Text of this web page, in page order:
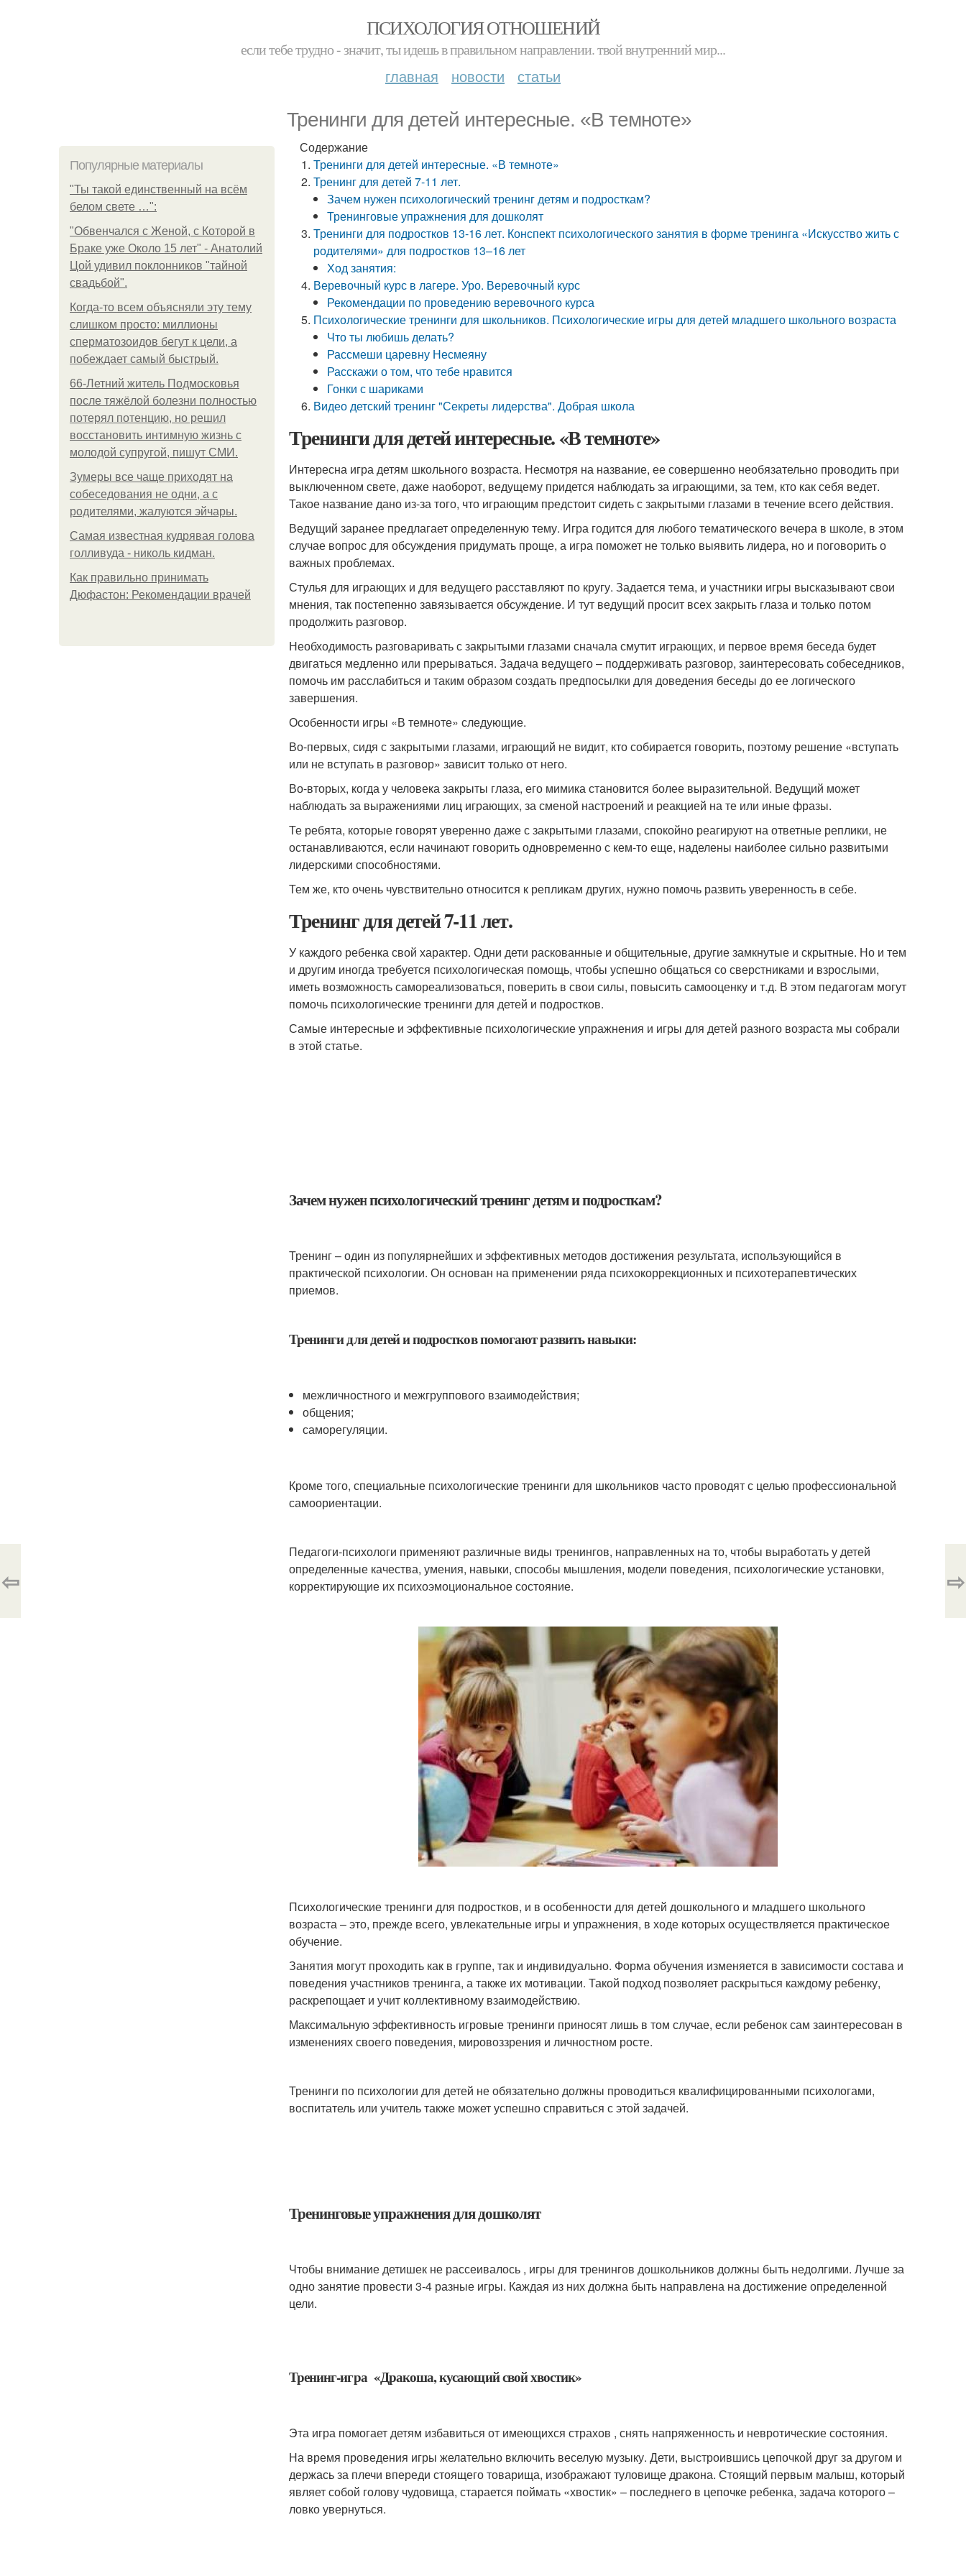
ПСИХОЛОГИЯ ОТНОШЕНИЙ
если тебе трудно - значит, ты идешь в правильном направлении. твой внутренний мир...
главная новости статьи
Тренинги для детей интересные. «В темноте»
Популярные материалы
"Ты такой единственный на всём
белом свете …":
"Обвенчался с Женой, с Которой в
Браке уже Около 15 лет" - Анатолий
Цой удивил поклонников "тайной
свадьбой".
Когда-то всем объясняли эту тему
слишком просто: миллионы
сперматозоидов бегут к цели, а
побеждает самый быстрый.
66-Летний житель Подмосковья
после тяжёлой болезни полностью
потерял потенцию, но решил
восстановить интимную жизнь с
молодой супругой, пишут СМИ.
Зумеры все чаще приходят на
собеседования не одни, а с
родителями, жалуются эйчары.
Самая известная кудрявая голова
голливуда - николь кидман.
Как правильно принимать
Дюфастон: Рекомендации врачей
Содержание
Тренинги для детей интересные. «В темноте»
Тренинг для детей 7-11 лет.
Зачем нужен психологический тренинг детям и подросткам?
Тренинговые упражнения для дошколят
Тренинги для подростков 13-16 лет. Конспект психологического занятия в форме тренинга «Искусство жить с
родителями» для подростков 13–16 лет
Ход занятия:
Веревочный курс в лагере. Уро. Веревочный курс
Рекомендации по проведению веревочного курса
Психологические тренинги для школьников. Психологические игры для детей младшего школьного возраста
Что ты любишь делать?
Рассмеши царевну Несмеяну
Расскажи о том, что тебе нравится
Гонки с шариками
Видео детский тренинг "Секреты лидерства". Добрая школа
Тренинги для детей интересные. «В темноте»
Интересна игра детям школьного возраста. Несмотря на название, ее совершенно необязательно проводить при
выключенном свете, даже наоборот, ведущему придется наблюдать за играющими, за тем, кто как себя ведет.
Такое название дано из-за того, что играющим предстоит сидеть с закрытыми глазами в течение всего действия.
Ведущий заранее предлагает определенную тему. Игра годится для любого тематического вечера в школе, в этом
случае вопрос для обсуждения придумать проще, а игра поможет не только выявить лидера, но и поговорить о
важных проблемах.
Стулья для играющих и для ведущего расставляют по кругу. Задается тема, и участники игры высказывают свои
мнения, так постепенно завязывается обсуждение. И тут ведущий просит всех закрыть глаза и только потом
продолжить разговор.
Необходимость разговаривать с закрытыми глазами сначала смутит играющих, и первое время беседа будет
двигаться медленно или прерываться. Задача ведущего – поддерживать разговор, заинтересовать собеседников,
помочь им расслабиться и таким образом создать предпосылки для доведения беседы до ее логического
завершения.
Особенности игры «В темноте» следующие.
Во-первых, сидя с закрытыми глазами, играющий не видит, кто собирается говорить, поэтому решение «вступать
или не вступать в разговор» зависит только от него.
Во-вторых, когда у человека закрыты глаза, его мимика становится более выразительной. Ведущий может
наблюдать за выражениями лиц играющих, за сменой настроений и реакцией на те или иные фразы.
Те ребята, которые говорят уверенно даже с закрытыми глазами, спокойно реагируют на ответные реплики, не
останавливаются, если начинают говорить одновременно с кем-то еще, наделены наиболее сильно развитыми
лидерскими способностями.
Тем же, кто очень чувствительно относится к репликам других, нужно помочь развить уверенность в себе.
Тренинг для детей 7-11 лет.
У каждого ребенка свой характер. Одни дети раскованные и общительные, другие замкнутые и скрытные. Но и тем
и другим иногда требуется психологическая помощь, чтобы успешно общаться со сверстниками и взрослыми,
иметь возможность самореализоваться, поверить в свои силы, повысить самооценку и т.д. В этом педагогам могут
помочь психологические тренинги для детей и подростков.
Самые интересные и эффективные психологические упражнения и игры для детей разного возраста мы собрали
в этой статье.
Зачем нужен психологический тренинг детям и подросткам?
Тренинг – один из популярнейших и эффективных методов достижения результата, использующийся в
практической психологии. Он основан на применении ряда психокоррекционных и психотерапевтических
приемов.
Тренинги для детей и подростков помогают развить навыки:
межличностного и межгруппового взаимодействия;
общения;
саморегуляции.
Кроме того, специальные психологические тренинги для школьников часто проводят с целью профессиональной
самоориентации.
Педагоги-психологи применяют различные виды тренингов, направленных на то, чтобы выработать у детей
определенные качества, умения, навыки, способы мышления, модели поведения, психологические установки,
корректирующие их психоэмоциональное состояние.
Психологические тренинги для подростков, и в особенности для детей дошкольного и младшего школьного
возраста – это, прежде всего, увлекательные игры и упражнения, в ходе которых осуществляется практическое
обучение.
Занятия могут проходить как в группе, так и индивидуально. Форма обучения изменяется в зависимости состава и
поведения участников тренинга, а также их мотивации. Такой подход позволяет раскрыться каждому ребенку,
раскрепощает и учит коллективному взаимодействию.
Максимальную эффективность игровые тренинги приносят лишь в том случае, если ребенок сам заинтересован в
изменениях своего поведения, мировоззрения и личностном росте.
Тренинги по психологии для детей не обязательно должны проводиться квалифицированными психологами,
воспитатель или учитель также может успешно справиться с этой задачей.
Тренинговые упражнения для дошколят
Чтобы внимание детишек не рассеивалось , игры для тренингов дошкольников должны быть недолгими. Лучше за
одно занятие провести 3-4 разные игры. Каждая из них должна быть направлена на достижение определенной
цели.
Тренинг-игра «Дракоша, кусающий свой хвостик»
Эта игра помогает детям избавиться от имеющихся страхов , снять напряженность и невротические состояния.
На время проведения игры желательно включить веселую музыку. Дети, выстроившись цепочкой друг за другом и
держась за плечи впереди стоящего товарища, изображают туловище дракона. Стоящий первым малыш, который
являет собой голову чудовища, старается поймать «хвостик» – последнего в цепочке ребенка, задача которого –
ловко увернуться.
⇦ ⇨